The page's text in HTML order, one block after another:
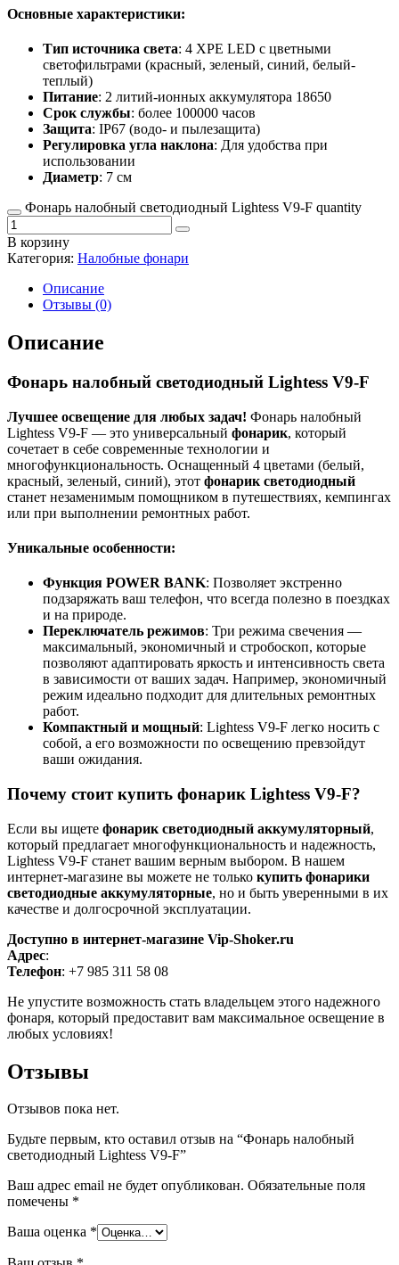
Основные характеристики:
Тип источника света: 4 XPE LED с цветными
светофильтрами (красный, зеленый, синий, белый-
теплый)
Питание: 2 литий-ионных аккумулятора 18650
Срок службы: более 100000 часов
Защита: IP67 (водо- и пылезащита)
Регулировка угла наклона: Для удобства при
использовании
Диаметр: 7 см
Фонарь налобный светодиодный Lightess V9-F quantity
В корзину
Категория: Налобные фонари
Описание
Отзывы (0)
Описание
Фонарь налобный светодиодный Lightess V9-F
Лучшее освещение для любых задач! Фонарь налобный
Lightess V9-F — это универсальный фонарик, который
сочетает в себе современные технологии и
многофункциональность. Оснащенный 4 цветами (белый,
красный, зеленый, синий), этот фонарик светодиодный
станет незаменимым помощником в путешествиях, кемпингах
или при выполнении ремонтных работ.
Уникальные особенности:
Функция POWER BANK: Позволяет экстренно
подзаряжать ваш телефон, что всегда полезно в поездках
и на природе.
Переключатель режимов: Три режима свечения —
максимальный, экономичный и стробоскоп, которые
позволяют адаптировать яркость и интенсивность света
в зависимости от ваших задач. Например, экономичный
режим идеально подходит для длительных ремонтных
работ.
Компактный и мощный: Lightess V9-F легко носить с
собой, а его возможности по освещению превзойдут
ваши ожидания.
Почему стоиткупить фонарик Lightess V9-F?
Если вы ищете фонарик светодиодный аккумуляторный,
который предлагает многофункциональность и надежность,
Lightess V9-F станет вашим верным выбором. В нашем
интернет-магазине вы можете не только купить фонарики
светодиодные аккумуляторные, но и быть уверенными в их
качестве и долгосрочной эксплуатации.
Доступно в интернет-магазине Vip-Shoker.ru
Адрес:
Телефон: +7 985 311 58 08
Не упустите возможность стать владельцем этого надежного
фонаря, который предоставит вам максимальное освещение в
любых условиях!
Отзывы
Отзывов пока нет.
Будьте первым, кто оставил отзыв на “Фонарь налобный
светодиодный Lightess V9-F”
Ваш адрес email не будет опубликован. Обязательные поля
помечены *
Ваша оценка *